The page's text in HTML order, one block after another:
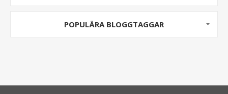
POPULÄRA BLOGGTAGGAR